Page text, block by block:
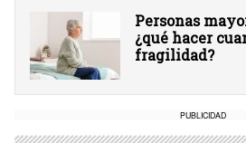
Personas
¿qué hacer
fragilidad?
PUBLICIDAD